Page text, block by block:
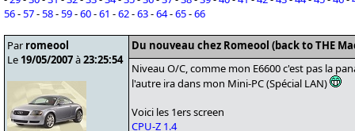
56-57-58-59-60-61 -62-63-64-65-66
Par romeool
Le 19/05/2007à23:25:54
Du nouveau chez Romeool (back to THE
Niveau O/C, comme mon E6600 c'est pas la
l'autre ira dans mon Mini-PC (Spécial LAN)
Voici les 1ers screen
CPU-Z 1.4